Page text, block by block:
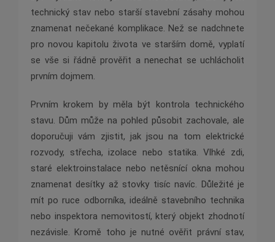
technický stav nebo starší stavební zásahy mohou
znamenat nečekané komplikace. Než se nadchnete
pro novou kapitolu života ve starším domě, vyplatí
se vše si řádně prověřit a nenechat se uchlácholit
prvním dojmem.
Prvním krokem by měla být kontrola technického
stavu. Dům může na pohled působit zachovale, ale
doporučuji vám zjistit, jak jsou na tom elektrické
rozvody, střecha, izolace nebo statika. Vlhké zdi,
staré elektroinstalace nebo netěsnící okna mohou
znamenat desítky až stovky tisíc navíc. Důležité je
mít po ruce odborníka, ideálně stavebního technika
nebo inspektora nemovitostí, který objekt zhodnotí
nezávisle. Kromě toho je nutné ověřit právní stav,